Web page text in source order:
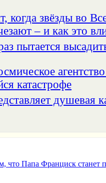
когда звёзды во
– и как это
пытается
катастрофе
душевая
что Папа Франциск